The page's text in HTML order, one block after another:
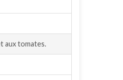
aux tomates.